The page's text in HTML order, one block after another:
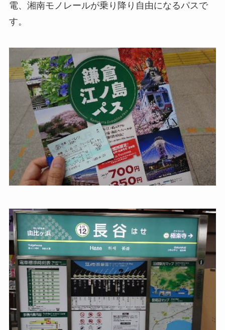
電、湘南モノレールが乗り降り自由になるパスで
す。